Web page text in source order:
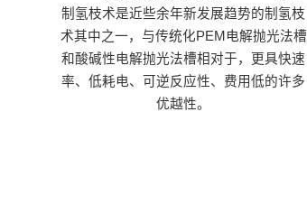
制氢枝术是近些余年新发展趋势的制氢枝
术其中之一，与传统化PEM电解抛光法槽
和酸碱性电解抛光法槽相对于，更具快速
率、低耗电、可逆反应性、费用低的许多
优越性。